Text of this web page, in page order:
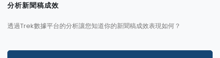
分析新聞稿成效
透過Trek數據平台的分析讓您知道你的新聞稿成效表現如何？